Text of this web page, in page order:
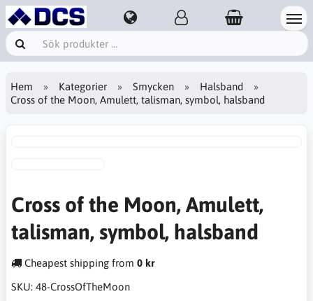
Hem Kategorier Smycken
Halsband
Cross of the Moon, Amulett, talisman, symbol, halsband
Cross of the Moon, Amulett,
talisman, symbol, halsband
Cheapest shipping from 0 kr
SKU: 48-CrossOfTheMoon